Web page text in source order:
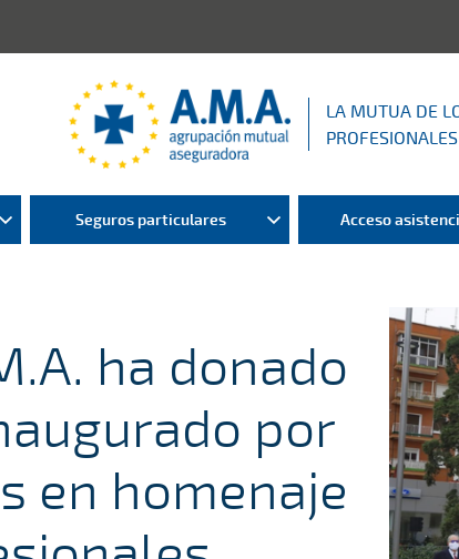
LA MUTUA DE
Seguros particulares Acceso
ha donado
por
en homenaje